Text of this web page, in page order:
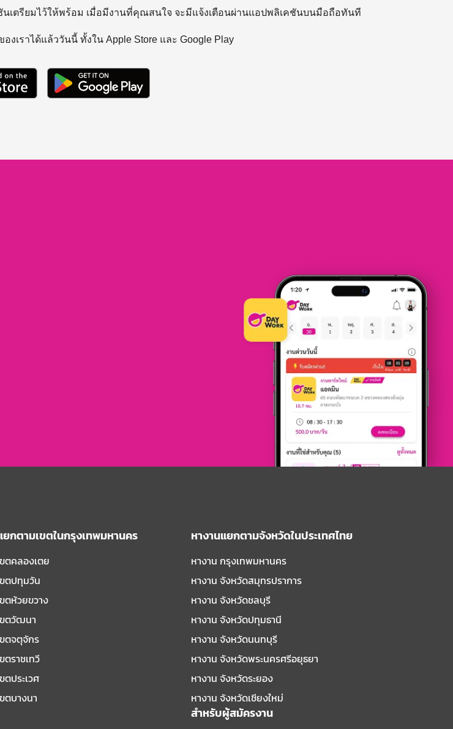
เตรียมไว้ให้พร้อม เมื่อมีงานที่คุณสนใจ จะมีแจ้งเตือนผ่านแอปพลิเคชันบนมือถือทันที
งเราได้แล้ววันนี้ ทั้งใน Apple Store และ Google Play
ยกตามเขตในกรุงเทพมหานคร
ตคลองเตย
ตปทุมวัน
ตห้วยขวาง
ขตวัฒนา
ตจตุจักร
ตราชเทวี
ตประเวศ
ตบางนา
หางานแยกตามจังหวัดในประเทศไทย
หางาน กรุงเทพมหานคร
หางาน จังหวัดสมุทรปราการ
หางาน จังหวัดชลบุรี
หางาน จังหวัดปทุมธานี
หางาน จังหวัดนนทบุรี
หางาน จังหวัดพระนครศรีอยุธยา
หางาน จังหวัดระยอง
หางาน จังหวัดเชียงใหม่
สำหรับผู้สมัครงาน